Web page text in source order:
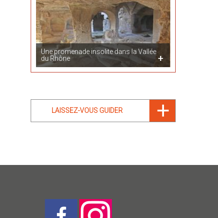
Une promenade insolite dans la Vallée
du Rhône
LAISSEZ-VOUS GUIDER